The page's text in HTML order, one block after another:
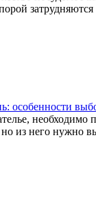
особенности
необходимо
из него нужно